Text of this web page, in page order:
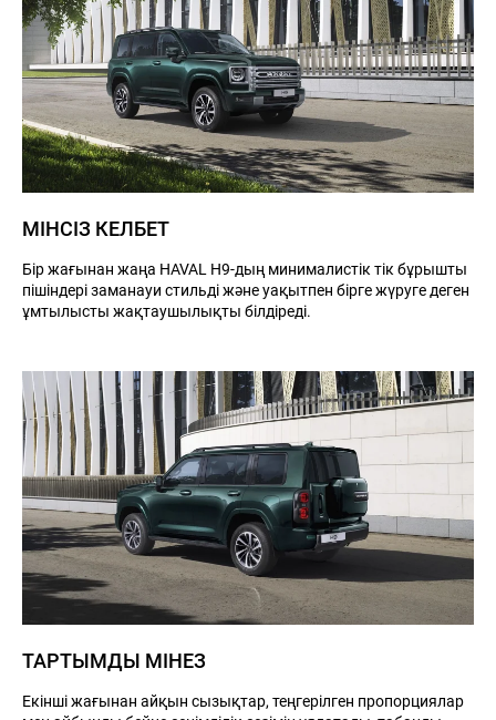
МІНСІЗ КЕЛБЕТ
Бір жағынан жаңа HAVAL H9-дың минималистік тік бұрышты
пішіндері заманауи стильді және уақытпен бірге жүруге деген
ұмтылысты жақтаушылықты білдіреді.
ТАРТЫМДЫ МІНЕЗ
Екінші жағынан айқын сызықтар, теңгерілген пропорциялар